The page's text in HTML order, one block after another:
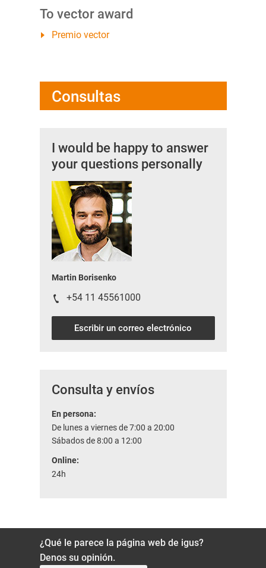
To vector award
Premio vector
Consultas
I would be happy to answer
your questions personally
Martin Borisenko
+54 11 45561000
Escribir un correo electrónico
Consulta y envíos
En persona:
De lunes a viernes de 7:00 a 20:00
Sábados de 8:00 a 12:00
Online:
24h
¿Qué le parece la página web de igus?
Denos su opinión.